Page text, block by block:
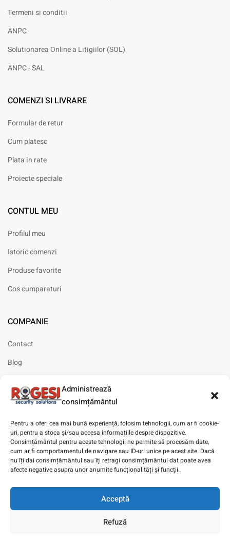
Administrează
consimțământul
Pentru a oferi cea mai bună experiență, folosim tehnologii, cum ar fi cookie-
uri, pentru a stoca și/sau accesa informațiile despre dispozitive.
Consimțământul pentru aceste tehnologii ne permite să procesăm date,
cum ar fi comportamentul de navigare sau ID-uri unice pe acest site. Dacă
nu îți dai consimțământul sau îți retragi consimțământul dat poate avea
afecte negative asupra unor anumite funcționalități și funcții.
Acceptă
Refuză
Termeni si conditii
ANPC
Solutionarea Online a Litigiilor (SOL)
ANPC - SAL
COMENZI SI LIVRARE
Formular de retur
Cum platesc
Plata in rate
Proiecte speciale
CONTUL MEU
Profilul meu
Istoric comenzi
Produse favorite
Cos cumparaturi
COMPANIE
Contact
Blog
Solicitare instalare
Copyright © 2025Digitaz.